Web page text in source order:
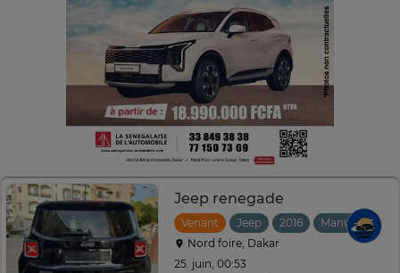
Jeep renegade
Venant Jeep 2016
Manuelle
Nord foire, Dakar
25. juin, 00:53